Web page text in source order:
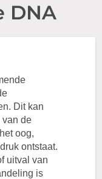
DNA
Dit kan
van de
oog,
ontstaat.
uitval van
is